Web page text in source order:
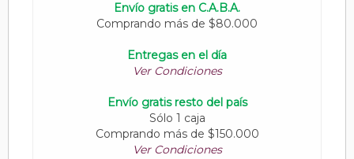
Envío gratis en C.A.B.A.
Comprando más de $80.000
Entregas en el día
Ver Condiciones
Envío gratis resto del país
Sólo 1 caja
Comprando más de $150.000
Ver Condiciones